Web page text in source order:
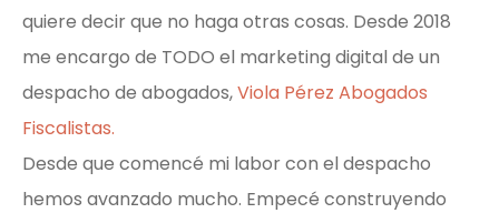
quiere decir que no haga otras cosas. Desde 2018
me encargo de TODO el marketing digital de un
despacho de abogados,Viola Pérez Abogados
Fiscalistas.
Desde que comencé mi labor con el despacho
hemos avanzado mucho. Empecé construyendo